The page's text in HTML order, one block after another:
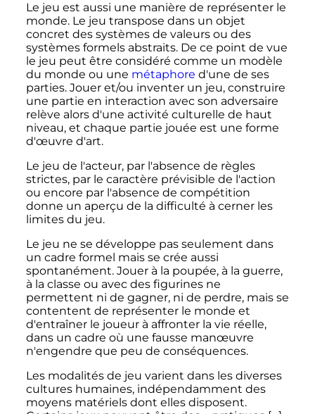
Le jeu est aussi une manière de représenter le
monde. Le jeu transpose dans un objet
concret des systèmes de valeurs ou des
systèmes formels abstraits. De ce point de vue
le jeu peut être considéré comme un modèle
du monde ou une métaphore d'une de ses
parties. Jouer et/ou inventer un jeu, construire
une partie en interaction avec son adversaire
relève alors d'une activité culturelle de haut
niveau, et chaque partie jouée est une forme
d'œuvre d'art.
Le jeu de l'acteur, par l'absence de règles
strictes, par le caractère prévisible de l'action
ou encore par l'absence de compétition
donne un aperçu de la difficulté à cerner les
limites du jeu.
Le jeu ne se développe pas seulement dans
un cadre formel mais se crée aussi
spontanément. Jouer à la poupée, à la guerre,
à la classe ou avec des figurines ne
permettent ni de gagner, ni de perdre, mais se
contentent de représenter le monde et
d'entraîner le joueur à affronter la vie réelle,
dans un cadre où une fausse manœuvre
n'engendre que peu de conséquences.
Les modalités de jeu varient dans les diverses
cultures humaines, indépendamment des
moyens matériels dont elles disposent.